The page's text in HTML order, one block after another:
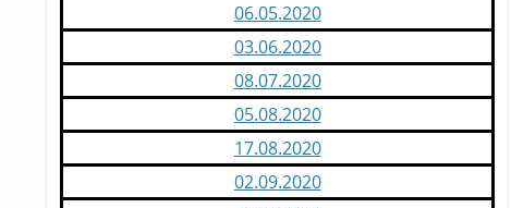
06.05.2020
03.06.2020
08.07.2020
05.08.2020
17.08.2020
02.09.2020